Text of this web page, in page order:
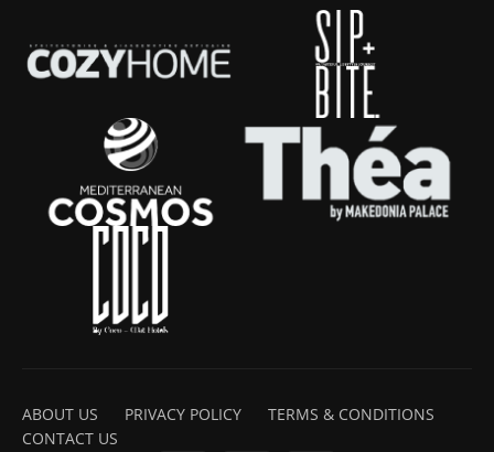
ABOUT US PRIVACY POLICY
TERMS & CONDITIONS
CONTACT US